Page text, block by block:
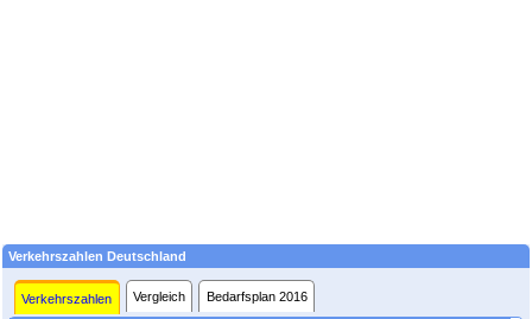
Verkehrszahlen Deutschland
Verkehrszahlen Vergleich Bedarfsplan 2016